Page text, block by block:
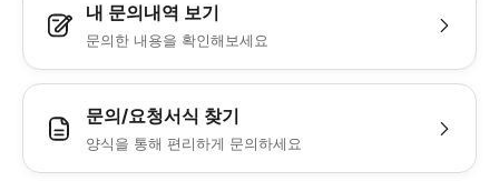
내 문의내역 보기
문의한 내용을 확인해보세요
문의/요청서식 찾기
양식을 통해 편리하게 문의하세요